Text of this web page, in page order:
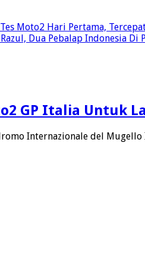
Moto2 Hari Pertama,
Razul, Dua Pebalap Indonesia
GP Italia Untuk
Internazionale del